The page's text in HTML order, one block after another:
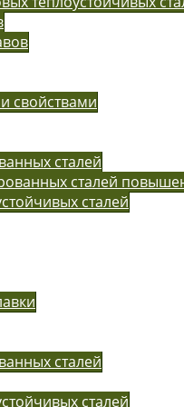
свойствами
сталей
сталей
сталей
сталей
сталей